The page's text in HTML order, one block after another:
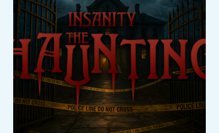
Insanity : The
Haunting